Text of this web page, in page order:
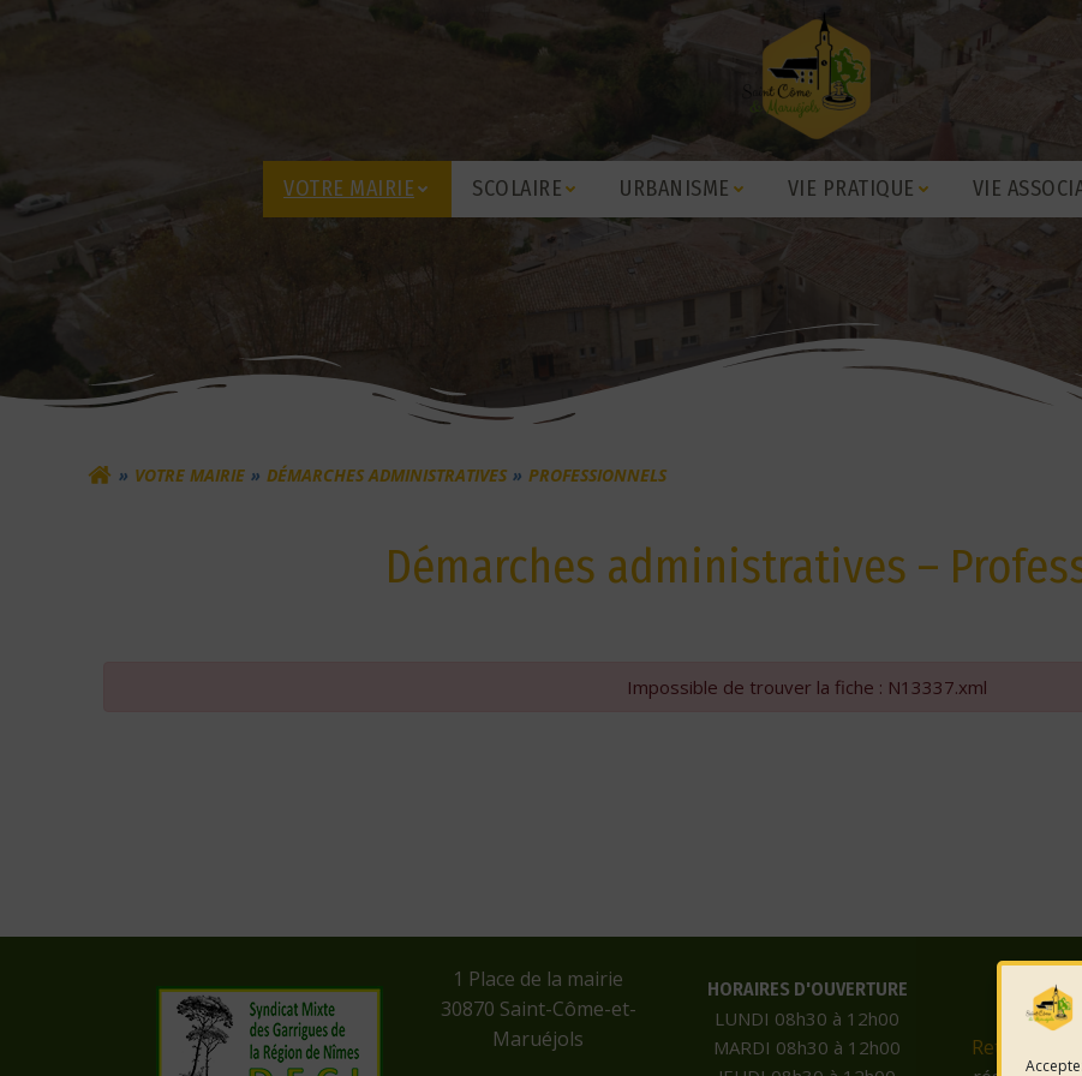
VOTRE MAIRIE SCOLAIRE URBANISME VIE PRATIQUE VIE
VOTRE MAIRIE DÉMARCHES ADMINISTRATIVES PROFESSIONNELS
Démarches administratives –
Impossible de trouver la fiche : N13337.xml
​1 Place de la mairie
​30870 Saint-Côme-et-
Maruéjols
HORAIRES D'OUVERTURE
LUNDI 08h30 à 12h00
MARDI 08h30 à 12h00
Retrouvez-